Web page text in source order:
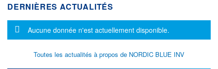
DERNIÈRES ACTUALITÉS
Message d'information
Aucune donnée n'est actuellement disponible.
Toutes les actualités à propos de NORDIC BLUE INV